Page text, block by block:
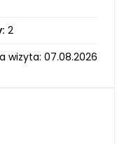
2
wizyta: 07.08.2026